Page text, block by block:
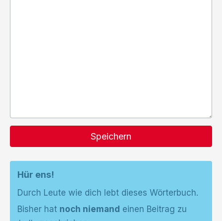
Speichern
Hür ens!
Durch Leute wie dich lebt dieses Wörterbuch.
Bisher hat noch niemand einen Beitrag zu